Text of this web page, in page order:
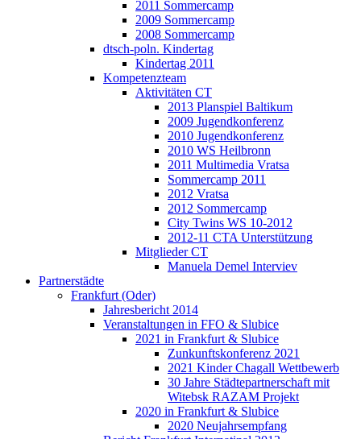
2011 Sommercamp
2009 Sommercamp
2008 Sommercamp
dtsch-poln. Kindertag
Kindertag 2011
Kompetenzteam
Aktivitäten CT
2013 Planspiel Baltikum
2009 Jugendkonferenz
2010 Jugendkonferenz
2010 WS Heilbronn
2011 Multimedia Vratsa
Sommercamp 2011
2012 Vratsa
2012 Sommercamp
City Twins WS 10-2012
2012-11 CTA Unterstützung
Mitglieder CT
Manuela Demel Interviev
Partnerstädte
Frankfurt (Oder)
Jahresbericht 2014
Veranstaltungen in FFO & Slubice
2021 in Frankfurt & Slubice
Zunkunftskonferenz 2021
2021 Kinder Chagall Wettbewerb
30 Jahre Städtepartnerschaft mit
Witebsk RAZAM Projekt
2020 in Frankfurt & Slubice
2020 Neujahrsempfang